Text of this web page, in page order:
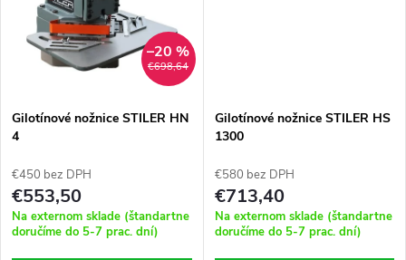
v
v
€698,64
–20 %
Gilotínové nožnice STILER HN
4
€450 bez DPH
€553,50
Na externom sklade (štandartne
doručíme do 5-7 prac. dní)
Gilotínové nožnice STILER HS
1300
€580 bez DPH
€713,40
Na externom sklade (štandartne
doručíme do 5-7 prac. dní)